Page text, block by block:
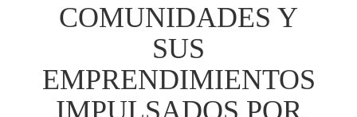
COMUNIDADES Y
SUS
EMPRENDIMIENTOS